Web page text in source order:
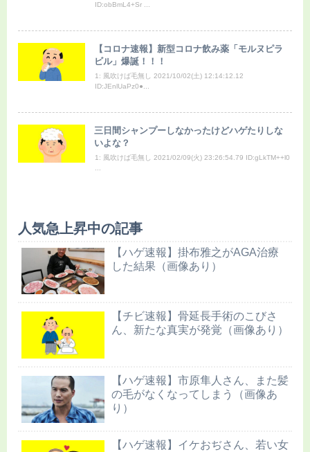
ID:obBmL4+Sr ...
【コロナ速報】新型コロナ飲み薬「モルヌピラ
ビル」爆誕！！！
1: 風吹けば毛無し 2021/10/02(土) 12:14:12.12
ID:JEnlUaPz0●...
三日間シャンプーしなかったけどハゲたりしな
いよな？
1: 風吹けば毛無し 2021/02/09(火) 23:26:54.79 ID:gLkTM++l0
...
人気急上昇中の記事
【ハゲ速報】掛布雅之がAGA治療
した結果（画像あり）
【チビ速報】骨延長手術のこびさ
ん、新たな真実が発覚（画像あり）
【ハゲ速報】市原隼人さん、また髪
の毛がなくなってしまう（画像あ
り）
【ハゲ速報】イケおぢさん、若い女